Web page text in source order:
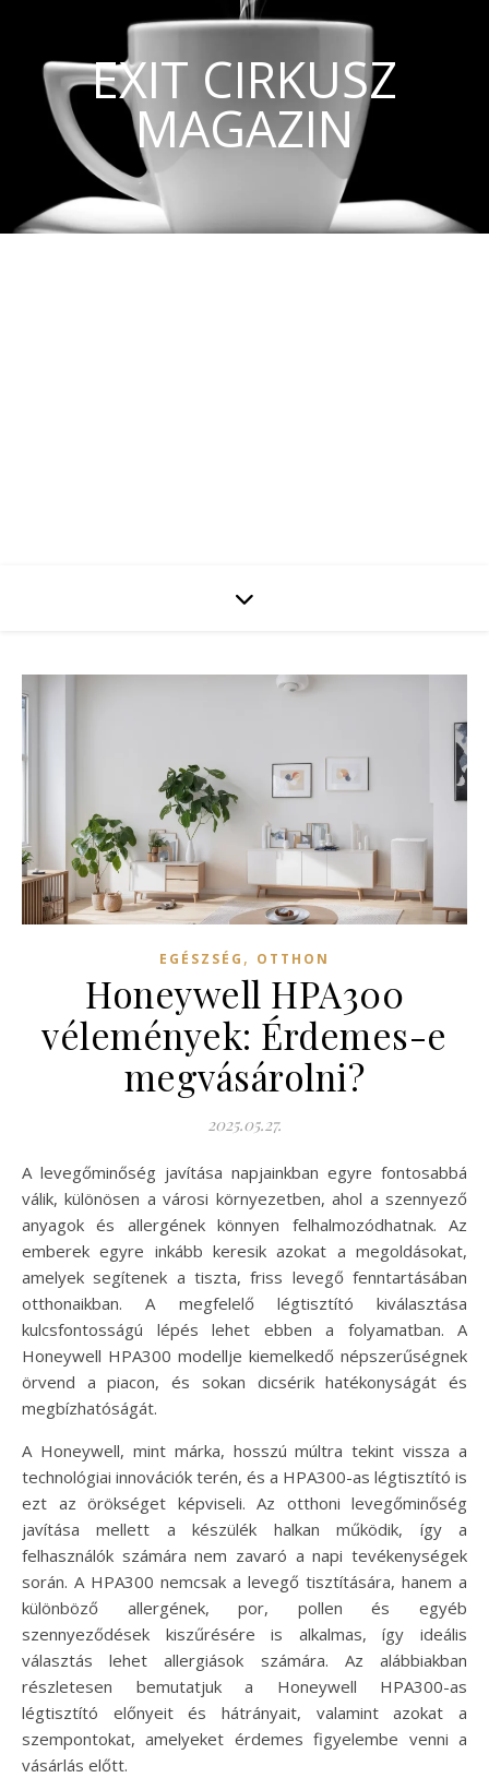
EXIT CIRKUSZ
MAGAZIN
EGÉSZSÉG , OTTHON
Honeywell HPA300
vélemények: Érdemes-e
megvásárolni?
2025.05.27.
A levegőminőség javítása napjainkban egyre fontosabbá
válik, különösen a városi környezetben, ahol a szennyező
anyagok és allergének könnyen felhalmozódhatnak. Az
emberek egyre inkább keresik azokat a megoldásokat,
amelyek segítenek a tiszta, friss levegő fenntartásában
otthonaikban. A megfelelő légtisztító kiválasztása
kulcsfontosságú lépés lehet ebben a folyamatban. A
Honeywell HPA300 modellje kiemelkedő népszerűségnek
örvend a piacon, és sokan dicsérik hatékonyságát és
megbízhatóságát.
A Honeywell, mint márka, hosszú múltra tekint vissza a
technológiai innovációk terén, és a HPA300-as légtisztító is
ezt az örökséget képviseli. Az otthoni levegőminőség
javítása mellett a készülék halkan működik, így a
felhasználók számára nem zavaró a napi tevékenységek
során. A HPA300 nemcsak a levegő tisztítására, hanem a
különböző allergének, por, pollen és egyéb
szennyeződések kiszűrésére is alkalmas, így ideális
választás lehet allergiások számára. Az alábbiakban
részletesen bemutatjuk a Honeywell HPA300-as
légtisztító előnyeit és hátrányait, valamint azokat a
szempontokat, amelyeket érdemes figyelembe venni a
vásárlás előtt.